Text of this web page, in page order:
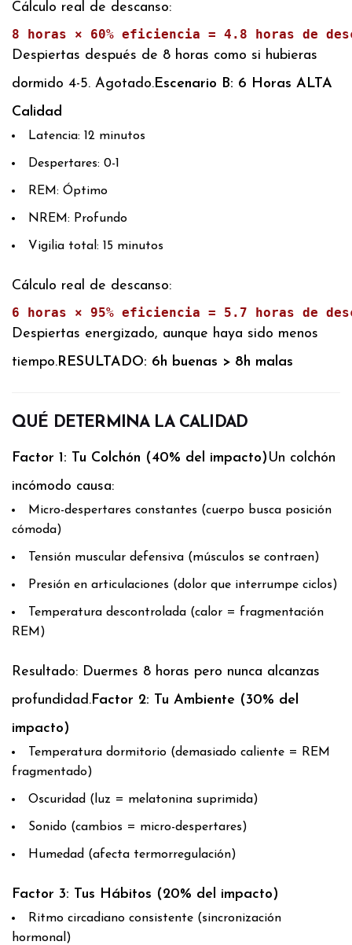
Cálculo real de descanso:
8 horas × 60% eficiencia = 4.8 horas de
Despiertas después de 8 horas como si hubieras
dormido 4-5. Agotado. Escenario B: 6 Horas ALTA
Calidad
Latencia: 12 minutos
Despertares: 0-1
REM: Óptimo
NREM: Profundo
Vigilia total: 15 minutos
Cálculo real de descanso:
6 horas × 95% eficiencia = 5.7 horas de
Despiertas energizado, aunque haya sido menos
tiempo. RESULTADO: 6h buenas > 8h malas
QUÉ DETERMINA LA CALIDAD
Factor 1: Tu Colchón (40% del impacto) Un colchón
incómodo causa:
Micro-despertares constantes (cuerpo busca posición
cómoda)
Tensión muscular defensiva (músculos se contraen)
Presión en articulaciones (dolor que interrumpe ciclos)
Temperatura descontrolada (calor = fragmentación
REM)
Resultado: Duermes 8 horas pero nunca alcanzas
profundidad. Factor 2: Tu Ambiente (30% del
impacto)
Temperatura dormitorio (demasiado caliente = REM
fragmentado)
Oscuridad (luz = melatonina suprimida)
Sonido (cambios = micro-despertares)
Humedad (afecta termorregulación)
Factor 3: Tus Hábitos (20% del impacto)
Ritmo circadiano consistente (sincronización
hormonal)